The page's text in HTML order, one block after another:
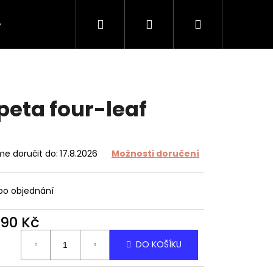
Kontakt
Hledat PřihlášeníNákupní
four-leaf
doručit do: 17.8.2026 Možnosti doručení
objednání
Kč
DO KOŠÍKU